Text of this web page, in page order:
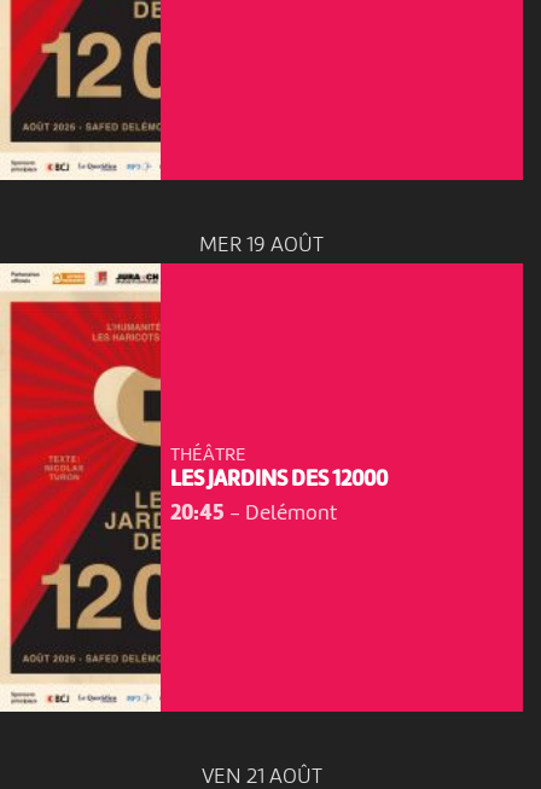
MER 19 AOÛT
THÉÂTRE
LES JARDINS DES 12000
20:45 - Delémont
VEN 21 AOÛT